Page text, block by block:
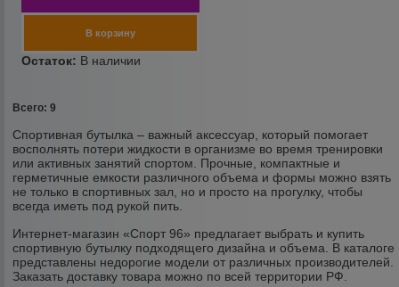
Всего: 9
Спортивная бутылка – важный аксессуар, который помогает
восполнять потери жидкости в организме во время тренировки
или активных занятий спортом. Прочные, компактные и
герметичные емкости различного объема и формы можно взять
не только в спортивных зал, но и просто на прогулку, чтобы
всегда иметь под рукой пить.
Интернет-магазин «Спорт 96» предлагает выбрать и купить
спортивную бутылку подходящего дизайна и объема. В каталоге
представлены недорогие модели от различных производителей.
Заказать доставку товара можно по всей территории РФ.